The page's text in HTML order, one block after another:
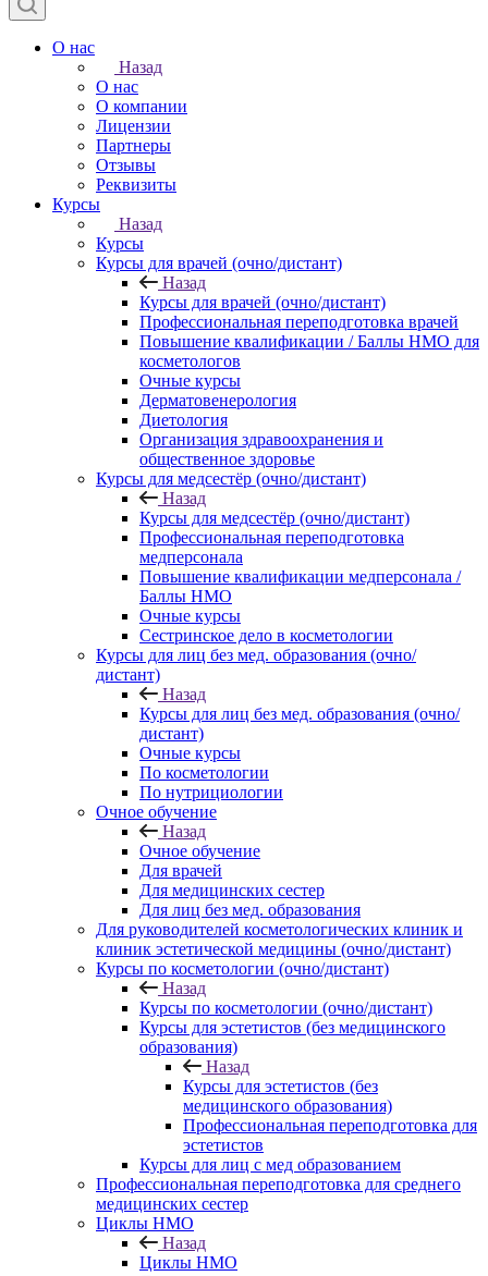
О нас
Назад
О нас
О компании
Лицензии
Партнеры
Отзывы
Реквизиты
Курсы
Назад
Курсы
Курсы для врачей (очно/дистант)
Назад
Курсы для врачей (очно/дистант)
Профессиональная переподготовка врачей
Повышение квалификации / Баллы НМО для
косметологов
Очные курсы
Дерматовенерология
Диетология
Организация здравоохранения и
общественное здоровье
Курсы для медсестёр (очно/дистант)
Назад
Курсы для медсестёр (очно/дистант)
Профессиональная переподготовка
медперсонала
Повышение квалификации медперсонала /
Баллы НМО
Очные курсы
Сестринское дело в косметологии
Курсы для лиц без мед. образования (очно/
дистант)
Назад
Курсы для лиц без мед. образования (очно/
дистант)
Очные курсы
По косметологии
По нутрициологии
Очное обучение
Назад
Очное обучение
Для врачей
Для медицинских сестер
Для лиц без мед. образования
Для руководителей косметологических клиник и
клиник эстетической медицины (очно/дистант)
Курсы по косметологии (очно/дистант)
Назад
Курсы по косметологии (очно/дистант)
Курсы для эстетистов (без медицинского
образования)
Назад
Курсы для эстетистов (без
медицинского образования)
Профессиональная переподготовка для
эстетистов
Курсы для лиц с мед образованием
Профессиональная переподготовка для среднего
медицинских сестер
Циклы НМО
Назад
Циклы НМО